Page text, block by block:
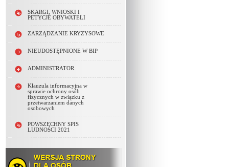
SKARGI, WNIOSKI I
PETYCJE OBYWATELI
ZARZĄDZANIE KRYZYSOWE
NIEUDOSTĘPNIONE W BIP
ADMINISTRATOR
Klauzula informacyjna w
sprawie ochrony osób
fizycznych w związku z
przetwarzaniem danych
osobowych
POWSZECHNY SPIS
LUDNOŚCI 2021